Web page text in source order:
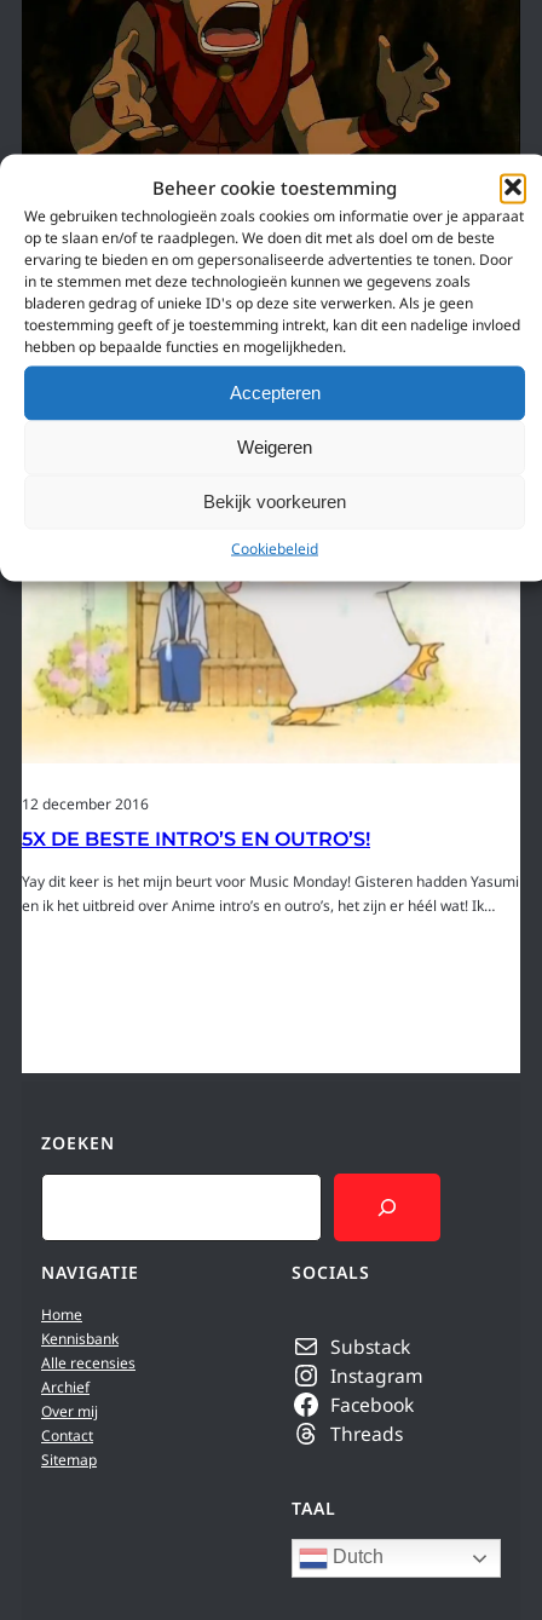
Beheer cookie toestemming
We gebruiken technologieën zoals cookies om informatie over je apparaat
op te slaan en/of te raadplegen. We doen dit met als doel om de beste
ervaring te bieden en om gepersonaliseerde advertenties te tonen. Door
in te stemmen met deze technologieën kunnen we gegevens zoals
bladeren gedrag of unieke ID's op deze site verwerken. Als je geen
toestemming geeft of je toestemming intrekt, kan dit een nadelige invloed
hebben op bepaalde functies en mogelijkheden.
Accepteren
Weigeren
Bekijk voorkeuren
Cookiebeleid
9 maart 2017
INTRO’S VAN VROEGER DEEL 4
Dit is helaas toch echt wel het allerlaatste deel. Omdat Animes een grote
invloed hadden/hebben op tekenfilms die niet in japan zijn gemaakt lijken
een hoop buitenlandse tekenfilms…
12 december 2016
5X DE BESTE INTRO’S EN OUTRO’S!
Yay dit keer is het mijn beurt voor Music Monday! Gisteren hadden Yasumi
en ik het uitbreid over Anime intro’s en outro’s, het zijn er héél wat! Ik…
ZOEKEN
Search
NAVIGATIE
Home
Kennisbank
Alle recensies
Archief
Over mij
Contact
Sitemap
SOCIALS
Substack
Instagram
Facebook
Threads
TAAL
Dutch